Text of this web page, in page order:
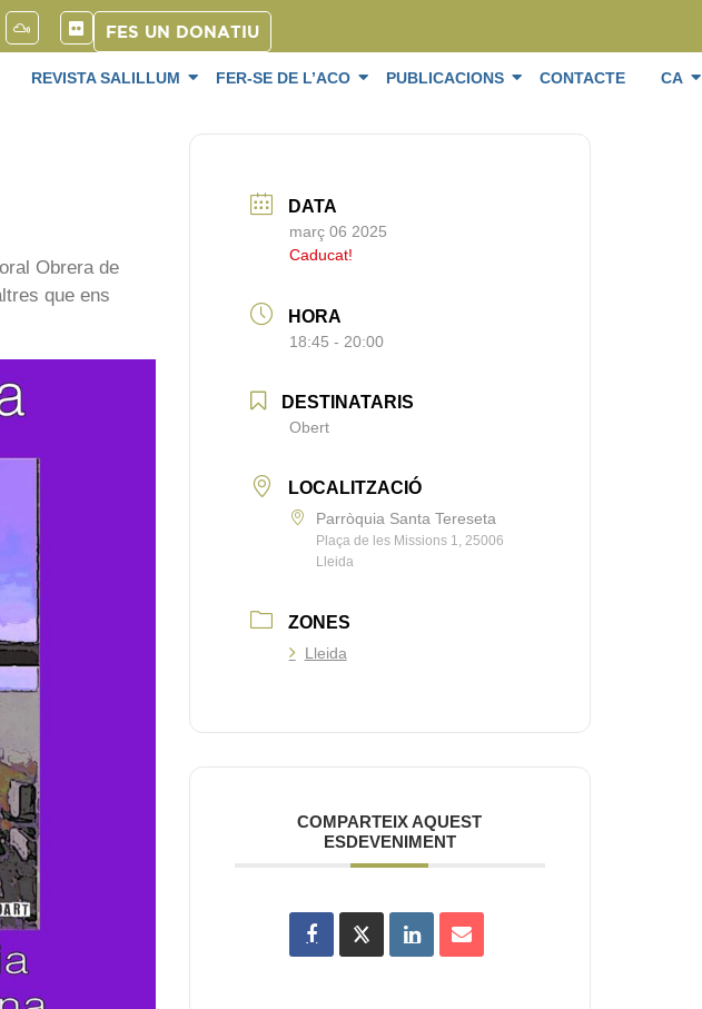
FES UN DONATIU
REVISTA SALILLUM FER-SE DE L’ACO PUBLICACIONS CONTACTE CA
Obrera de
que ens
DATA
març 06 2025
Caducat!
HORA
18:45 - 20:00
DESTINATARIS
Obert
LOCALITZACIÓ
Parròquia Santa Tereseta
Plaça de les Missions 1, 25006
Lleida
ZONES
Lleida
COMPARTEIX AQUEST
ESDEVENIMENT